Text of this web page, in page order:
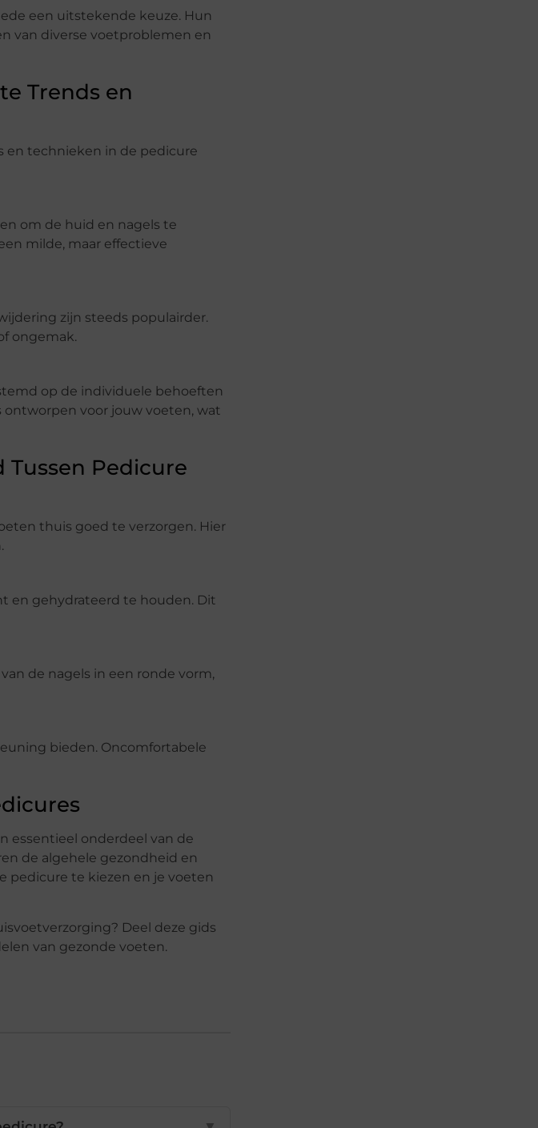
een uitstekende keuze. Hun
van diverse voetproblemen en
Trends en
en technieken in de pedicure
om de huid en nagels te
milde, maar effectieve
zijn steeds populairder.
ongemak.
op de individuele behoeften
voor jouw voeten, wat
Pedicure
thuis goed te verzorgen. Hier
en gehydrateerd te houden. Dit
de nagels in een ronde vorm,
bieden. Oncomfortabele
essentieel onderdeel van de
de algehele gezondheid en
pedicure te kiezen en je voeten
Deel deze gids
van gezonde voeten.